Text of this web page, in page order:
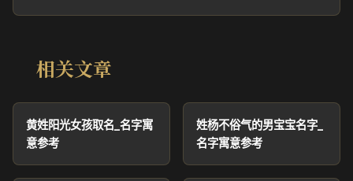
相关文章
黄姓阳光女孩取名_名字寓
意参考
姓杨不俗气的男宝宝名字_
名字寓意参考